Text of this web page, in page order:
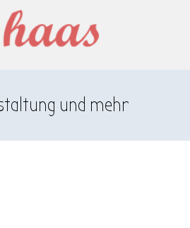
Menü überspringen
und mehr